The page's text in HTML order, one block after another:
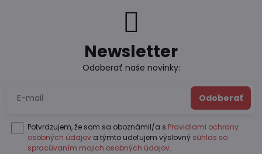
Newsletter
Odoberať naše novinky:
Odoberať
Potvrdzujem, že som sa oboznámil/a s Pravidlami ochrany
osobných údajov a týmto udeľujem výslovný súhlas so
spracúvaním mojich osobných údajov.